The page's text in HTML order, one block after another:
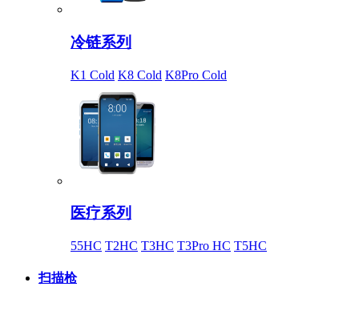
冷链系列
K1 Cold K8 Cold K8Pro Cold
医疗系列
55HC T2HC T3HC T3Pro HC T5HC
扫描枪